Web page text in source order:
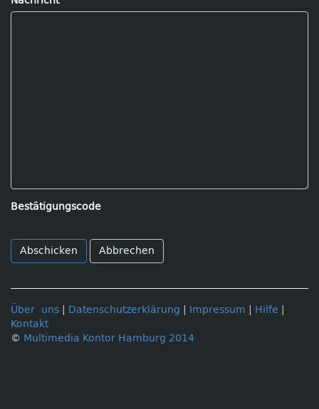
Bestätigungscode
Abbrechen
Über uns Datenschutzerklärung Impressum Hilfe
Kontakt
© Multimedia Kontor Hamburg 2014